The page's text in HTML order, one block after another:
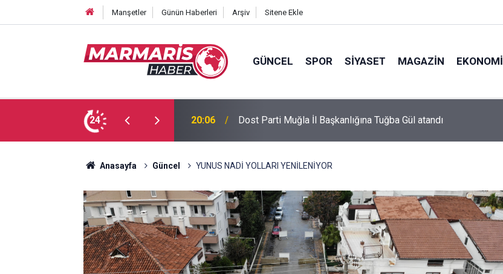
Manşetler Günün Haberleri Arşiv Sitene Ekle
GÜNCEL SPOR SIYASET MAGAZIN EKONOMI
24 16:51 Bursaspor’da 2026-2027 sezonu forma numaraları açıklandı
Anasayfa Güncel YUNUS NADİ YOLLARI YENİLENİYOR